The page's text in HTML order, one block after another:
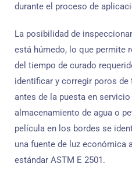
durante el proceso de
La posibilidad de
está húmedo, lo que permite
del tiempo de curado
identificar y corregir poros de
antes de la puesta en
almacenamiento de agua o
película en los bordes se
una fuente de luz económica
estándar ASTM E 2501.